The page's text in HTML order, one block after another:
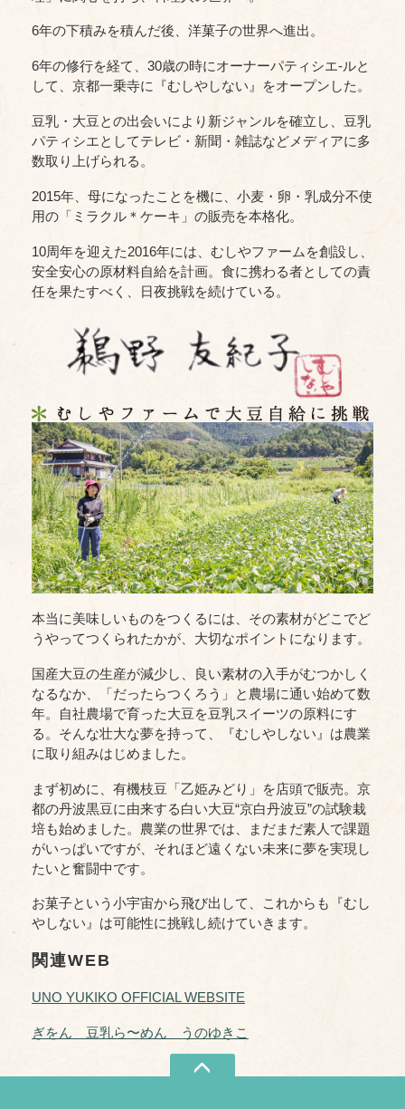
6年の下積みを積んだ後、洋菓子の世界へ進出。
6年の修行を経て、30歳の時にオーナーパティシエ-ルと
して、京都一乗寺に『むしやしない』をオープンした。
豆乳・大豆との出会いにより新ジャンルを確立し、豆乳
パティシエとしてテレビ・新聞・雑誌などメディアに多
数取り上げられる。
2015年、母になったことを機に、小麦・卵・乳成分不使
用の「ミラクル＊ケーキ」の販売を本格化。
10周年を迎えた2016年には、むしやファームを創設し、
安全安心の原材料自給を計画。食に携わる者としての責
任を果たすべく、日夜挑戦を続けている。
本当に美味しいものをつくるには、その素材がどこでど
うやってつくられたかが、大切なポイントになります。
国産大豆の生産が減少し、良い素材の入手がむつかしく
なるなか、「だったらつくろう」と農場に通い始めて数
年。自社農場で育った大豆を豆乳スイーツの原料にす
る。そんな壮大な夢を持って、『むしやしない』は農業
に取り組みはじめました。
まず初めに、有機枝豆「乙姫みどり」を店頭で販売。京
都の丹波黒豆に由来する白い大豆“京白丹波豆”の試験栽
培も始めました。農業の世界では、まだまだ素人で課題
がいっぱいですが、それほど遠くない未来に夢を実現し
たいと奮闘中です。
お菓子という小宇宙から飛び出して、これからも『むし
やしない』は可能性に挑戦し続けていきます。
関連WEB
UNO YUKIKO OFFICIAL WEBSITE
ぎをん 豆乳ら〜めん うのゆきこ